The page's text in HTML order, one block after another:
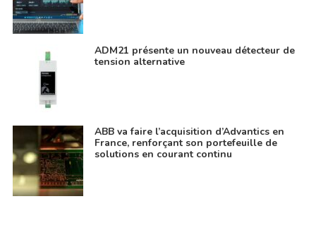
ADM21 présente un nouveau détecteur de
tension alternative
ABB va faire l’acquisition d’Advantics en
France, renforçant son portefeuille de
solutions en courant continu